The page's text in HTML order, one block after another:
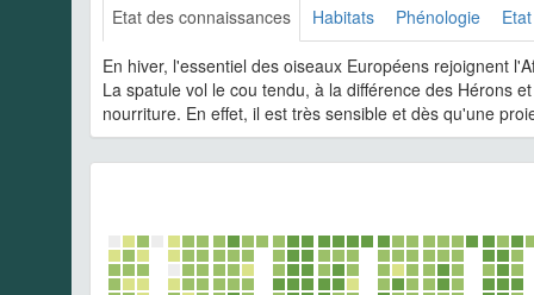
Etat des connaissances Habitats Phénologie
En hiver, l'essentiel des oiseaux Européens rejoignent
La spatule vol le cou tendu, à la différence des Hérons
nourriture. En effet, il est très sensible et dès qu'une